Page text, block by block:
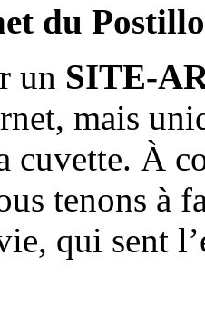
du
un SITE-
mais
cuvette. À
tenons à
qui sent